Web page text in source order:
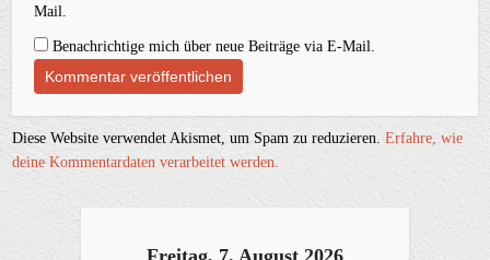
Mail.
Benachrichtige mich über neue Beiträge via E-Mail.
Diese Website verwendet Akismet, um Spam zu reduzieren.Erfahre, wie
deine Kommentardaten verarbeitet werden.